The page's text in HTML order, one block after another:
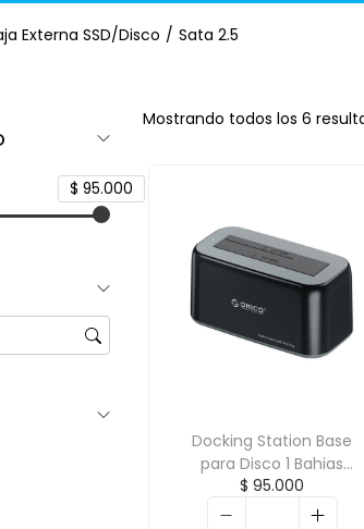
Externa SSD/Disco / Sata 2.5
Mostrando todos los 6
Docking Station Base
para Disco 1 Bahias
2.5/3.5 ORICO-6819C3-V1
$ 95.000
$ 95.000